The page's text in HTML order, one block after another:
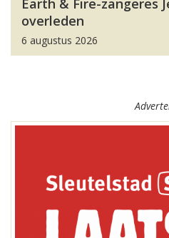
Earth & Fire-zangeres
overleden
6 augustus 2026